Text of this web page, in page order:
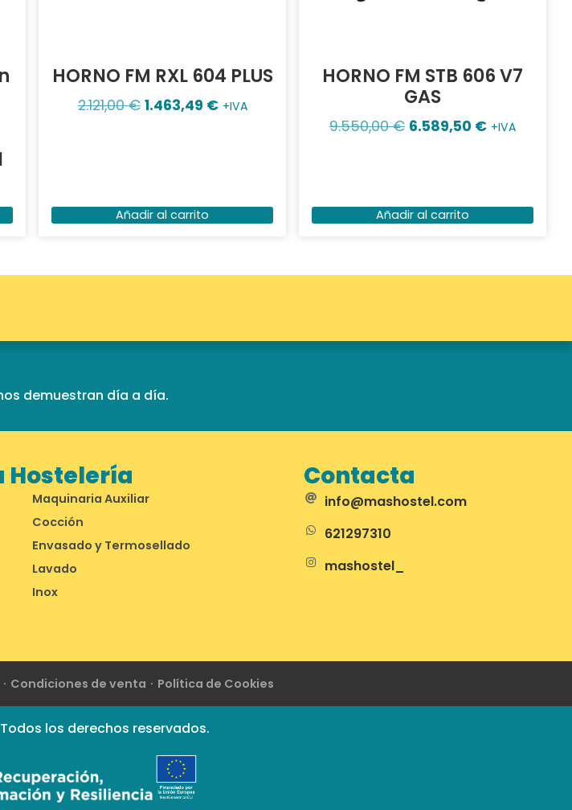
HORNO FM RXL 604 PLUS
2.121,00€ 1.463,49 € +IVA
Añadir al carrito
HORNO FM STB 606 V7
GAS
9.550,00€ 6.589,50 € +IVA
Añadir al carrito
demuestran día a día.
Hostelería
Maquinaria Auxiliar
Cocción
Envasado y Termosellado
Lavado
Inox
Contacta
info@mashostel.com
621297310
mashostel_
Condiciones de venta Política de Cookies
los derechos reservados.